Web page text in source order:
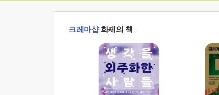
크레마샵화제의 책